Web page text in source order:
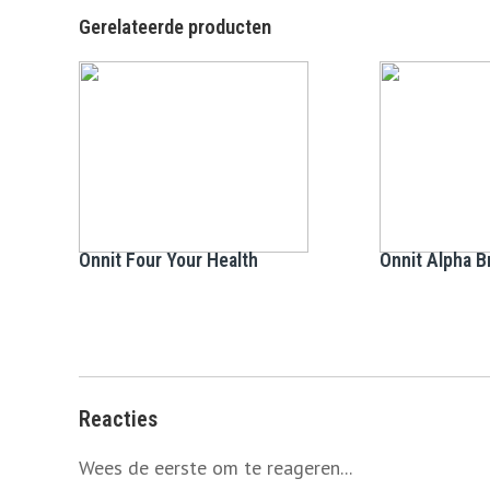
Gerelateerde producten
Onnit Four Your Health Onnit Alpha
Reacties
Wees de eerste om te reageren...